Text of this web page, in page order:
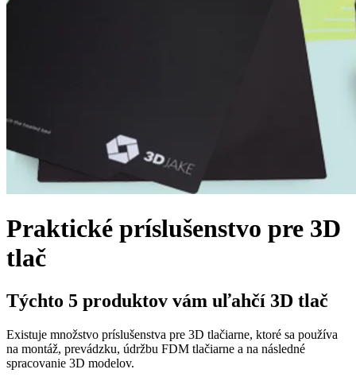
Praktické príslušenstvo pre 3D
tlač
Týchto 5 produktov vám uľahčí 3D tlač
Existuje množstvo príslušenstva pre 3D tlačiarne, ktoré sa používa
na montáž, prevádzku, údržbu FDM tlačiarne a na následné
spracovanie 3D modelov.